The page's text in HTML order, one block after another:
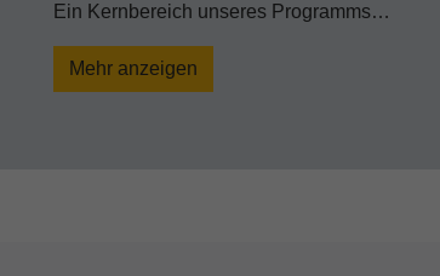
Ein Kernbereich unseres Programms…
Mehr anzeigen